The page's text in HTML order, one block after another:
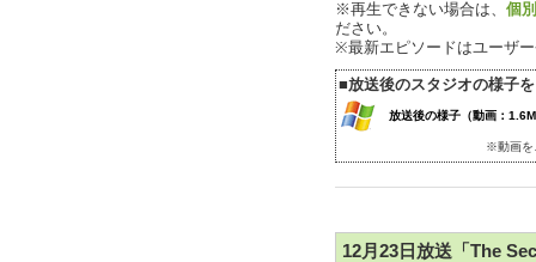
※再生できない場合は、 個
ださい。
※最新エピソードはユーザ
■放送後のスタジオの様子
放送後の様子（動画：
※動画を
12月23日放送「The